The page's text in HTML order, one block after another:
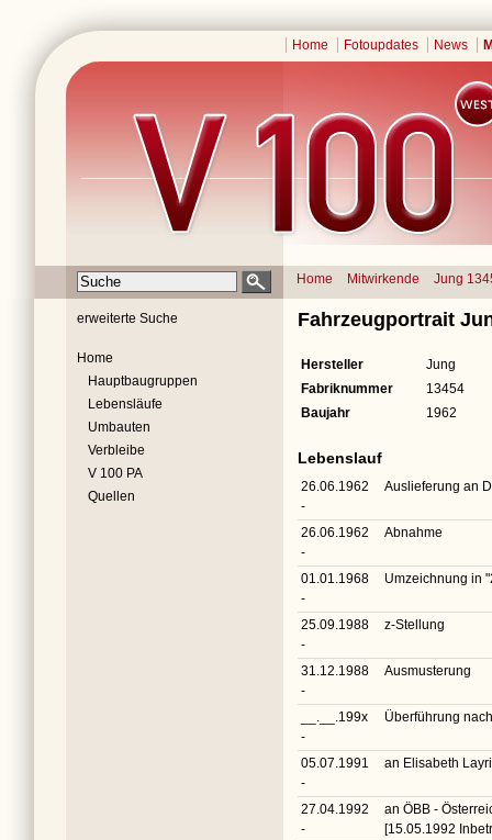
Home Fotoupdates News
Home Mitwirkende Jung
erweiterte Suche
Home
Hauptbaugruppen
Lebensläufe
Umbauten
Verbleibe
V 100 PA
Quellen
Fahrzeugportrait
Hersteller
Jung
Fabriknummer
13454
Baujahr
1962
Lebenslauf
26.06.1962
-
Auslieferung an
26.06.1962
-
Abnahme
01.01.1968
-
Umzeichnung in
25.09.1988
-
z-Stellung
31.12.1988
-
Ausmusterung
__.__.199x
-
Überführung
05.07.1991
-
an Elisabeth
27.04.1992
-
an ÖBB -
[15.05.1992